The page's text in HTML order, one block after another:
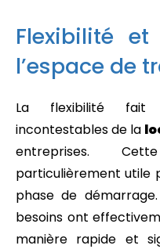
Flexibilité
l’espace de
La flexibilité fait
incontestables de la
entreprises.
particulièrement utile
phase de
besoins ont
manière rapide et